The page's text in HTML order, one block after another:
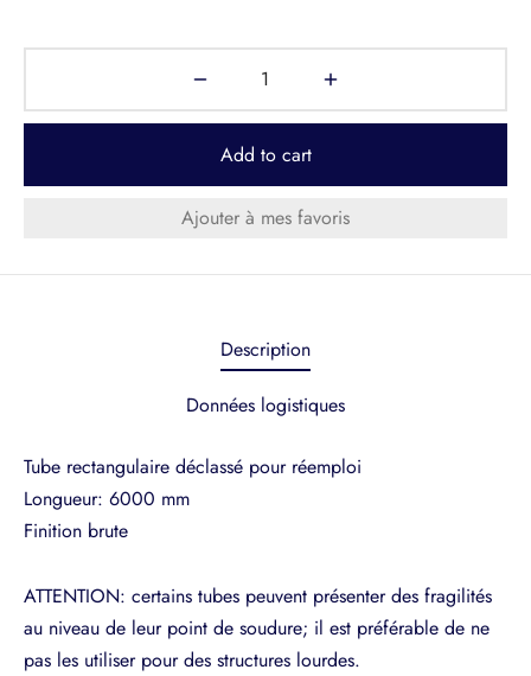
Add to cart
Ajouter à mes favoris
Description
Données logistiques
Tube rectangulaire déclassé pour réemploi
Longueur: 6000 mm
Finition brute
ATTENTION: certains tubes peuvent présenter des fragilités
au niveau de leur point de soudure; il est préférable de ne
pas les utiliser pour des structures lourdes.